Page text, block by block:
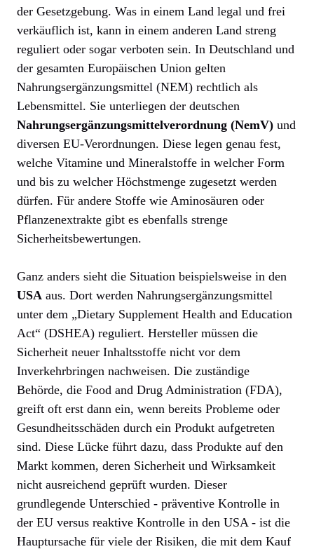
der Gesetzgebung. Was in einem Land legal und frei
verkäuflich ist, kann in einem anderen Land streng
reguliert oder sogar verboten sein. In Deutschland und
der gesamten Europäischen Union gelten
Nahrungsergänzungsmittel (NEM) rechtlich als
Lebensmittel. Sie unterliegen der deutschen
Nahrungsergänzungsmittelverordnung (NemV) und
diversen EU-Verordnungen. Diese legen genau fest,
welche Vitamine und Mineralstoffe in welcher Form
und bis zu welcher Höchstmenge zugesetzt werden
dürfen. Für andere Stoffe wie Aminosäuren oder
Pflanzenextrakte gibt es ebenfalls strenge
Sicherheitsbewertungen.
Ganz anders sieht die Situation beispielsweise in den
USA aus. Dort werden Nahrungsergänzungsmittel
unter dem „Dietary Supplement Health and Education
Act“ (DSHEA) reguliert. Hersteller müssen die
Sicherheit neuer Inhaltsstoffe nicht vor dem
Inverkehrbringen nachweisen. Die zuständige
Behörde, die Food and Drug Administration (FDA),
greift oft erst dann ein, wenn bereits Probleme oder
Gesundheitsschäden durch ein Produkt aufgetreten
sind. Diese Lücke führt dazu, dass Produkte auf den
Markt kommen, deren Sicherheit und Wirksamkeit
nicht ausreichend geprüft wurden. Dieser
grundlegende Unterschied - präventive Kontrolle in
der EU versus reaktive Kontrolle in den USA - ist die
Hauptursache für viele der Risiken, die mit dem Kauf